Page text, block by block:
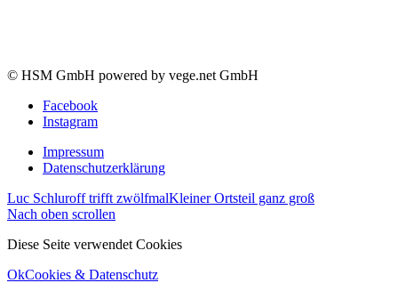
© HSM GmbH powered by vege.net GmbH
Facebook
Instagram
Impressum
Datenschutzerklärung
Luc Schluroff trifft zwölfmalKleiner Ortsteil ganz groß
Nach oben scrollen
Diese Seite verwendet Cookies
OkCookies & Datenschutz